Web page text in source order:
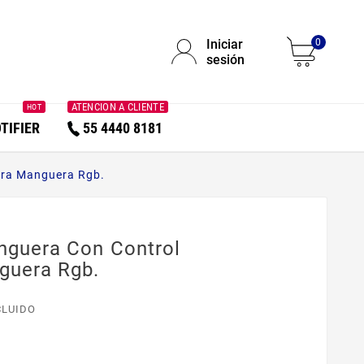
Iniciar
sesión
0
HOT
55 4440 8181
ATENCION A CLIENTE
Manguera Rgb.
Con Control
Rgb.